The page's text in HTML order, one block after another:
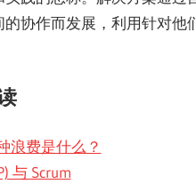
的协作而发展，利用针对他
浪费是什么？
与 Scrum